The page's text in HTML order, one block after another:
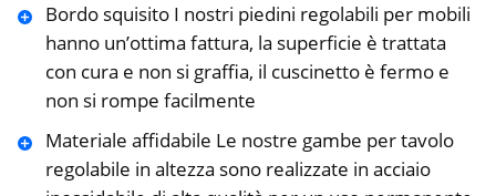
Bordo squisito I nostri piedini regolabili per mobili
hanno un’ottima fattura, la superficie è trattata
con cura e non si graffia, il cuscinetto è fermo e
non si rompe facilmente
Materiale affidabile Le nostre gambe per tavolo
regolabile in altezza sono realizzate in acciaio